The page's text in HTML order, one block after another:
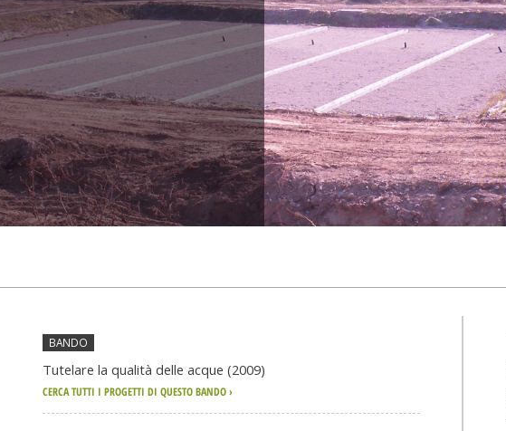
generali
BANDO
Tutelare la qualità delle acque (2009)
CERCA TUTTI I PROGETTI DI QUESTO BANDO ›